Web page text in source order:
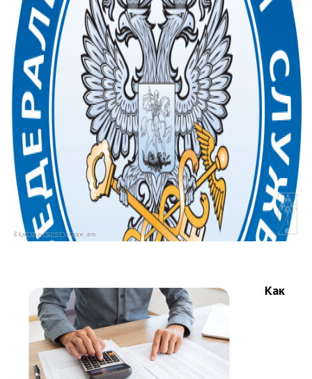
Геральдика
Решение Думы «О гербе
Партизанского городского
округа»
Историческая справка
Почётные жители
Фотогалерея
Старые фотографии нашего
города
Старые фотографии нашего
города (продолжение)
Старые фотографии города
Старый и новый Партизанск
лицах и судьбах.»
Книга «О геологах – с пристрастием»
Книга "Партизанск. Энергия времени."
Глава МОГП
Как